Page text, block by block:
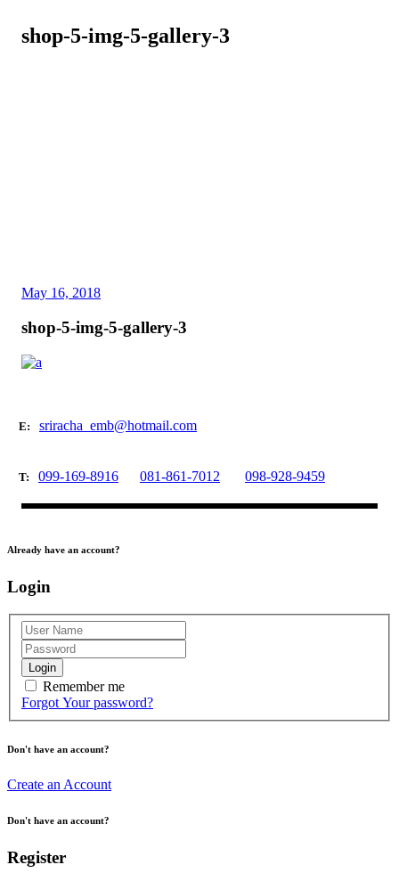
shop-5-img-5-gallery-3
May 16, 2018
shop-5-img-5-gallery-3
E: sriracha_emb@hotmail.com
T: 099-169-8916 081-861-7012 098-928-9459
Already have an account?
Login
Login
Remember me
Forgot Your password?
Don't have an account?
Create an Account
Don't have an account?
Register